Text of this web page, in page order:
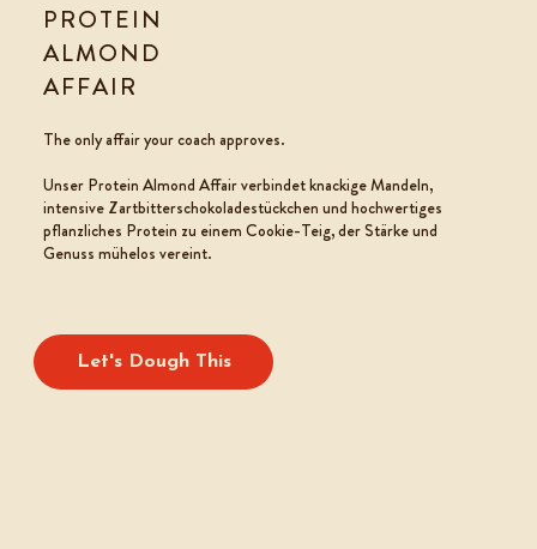
PROTEIN
ALMOND
AFFAIR
The only affair your coach approves.
Unser Protein Almond Affair verbindet knackige Mandeln,
intensive Zartbitterschokoladestückchen und hochwertiges
pflanzliches Protein zu einem Cookie-Teig, der Stärke und
Genuss mühelos vereint.
Let's Dough This